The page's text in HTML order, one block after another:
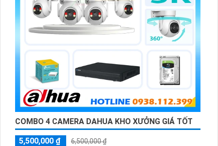
COMBO 4 CAMERA DAHUA KHO XƯỞNG GIÁ TỐT
5,500,000 ₫
6,500,000 ₫